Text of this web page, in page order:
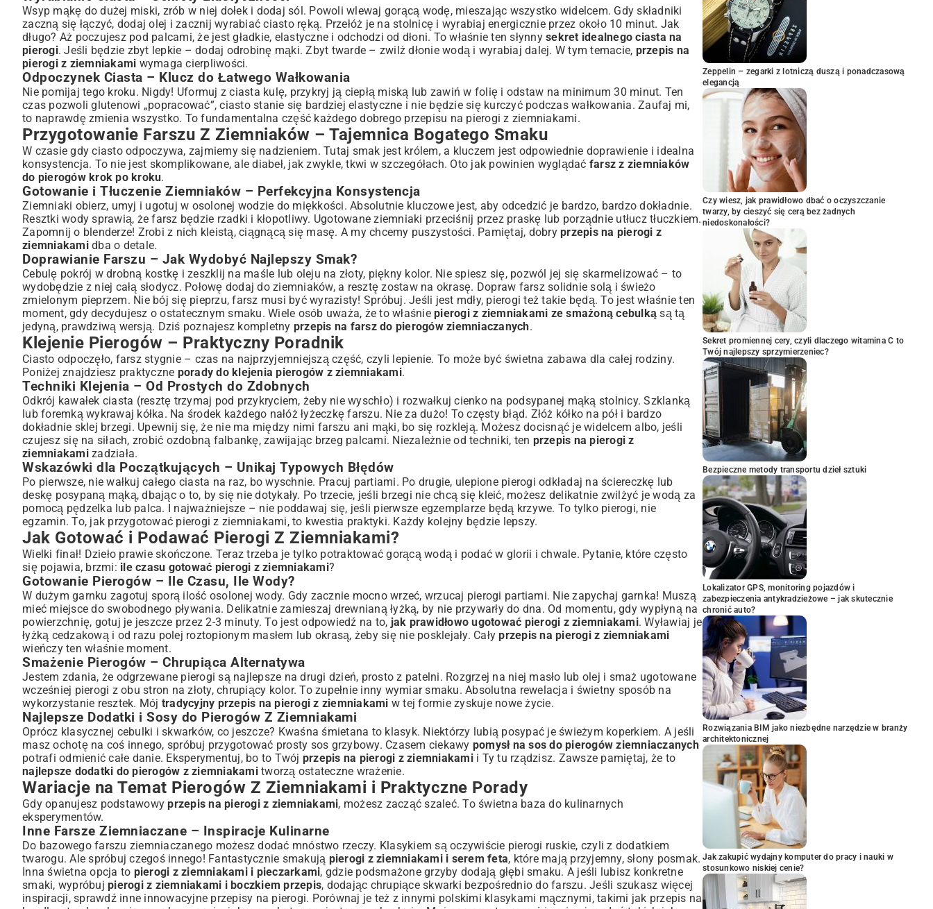
Wsyp mąkę do dużej miski, zrób w niej dołek i dodaj sól. Powoli wlewaj gorącą wodę, mieszając wszystko widelcem. Gdy składniki
zaczną się łączyć, dodaj olej i zacznij wyrabiać ciasto ręką. Przełóż je na stolnicę i wyrabiaj energicznie przez około 10 minut. Jak
długo? Aż poczujesz pod palcami, że jest gładkie, elastyczne i odchodzi od dłoni. To właśnie ten słynny sekret idealnego ciasta na
pierogi. Jeśli będzie zbyt lepkie – dodaj odrobinę mąki. Zbyt twarde – zwilż dłonie wodą i wyrabiaj dalej. W tym temacie, przepis na
pierogi z ziemniakami wymaga cierpliwości.
Odpoczynek Ciasta – Klucz do Łatwego Wałkowania
Nie pomijaj tego kroku. Nigdy! Uformuj z ciasta kulę, przykryj ją ciepłą miską lub zawiń w folię i odstaw na minimum 30 minut. Ten
czas pozwoli glutenowi „popracować”, ciasto stanie się bardziej elastyczne i nie będzie się kurczyć podczas wałkowania. Zaufaj mi,
to naprawdę zmienia wszystko. To fundamentalna część każdego dobrego przepisu na pierogi z ziemniakami.
Przygotowanie Farszu Z Ziemniaków – Tajemnica Bogatego Smaku
W czasie gdy ciasto odpoczywa, zajmiemy się nadzieniem. Tutaj smak jest królem, a kluczem jest odpowiednie doprawienie i idealna
konsystencja. To nie jest skomplikowane, ale diabeł, jak zwykle, tkwi w szczegółach. Oto jak powinien wyglądać farsz z ziemniaków
do pierogów krok po kroku.
Gotowanie i Tłuczenie Ziemniaków – Perfekcyjna Konsystencja
Ziemniaki obierz, umyj i ugotuj w osolonej wodzie do miękkości. Absolutnie kluczowe jest, aby odcedzić je bardzo, bardzo dokładnie.
Resztki wody sprawią, że farsz będzie rzadki i kłopotliwy. Ugotowane ziemniaki przeciśnij przez praskę lub porządnie utłucz tłuczkiem.
Zapomnij o blenderze! Zrobi z nich kleistą, ciągnącą się masę. A my chcemy puszystości. Pamiętaj, dobry przepis na pierogi z
ziemniakamidba o detale.
Doprawianie Farszu – Jak Wydobyć Najlepszy Smak?
Cebulę pokrój w drobną kostkę i zeszklij na maśle lub oleju na złoty, piękny kolor. Nie spiesz się, pozwól jej się skarmelizować – to
wydobędzie z niej całą słodycz. Połowę dodaj do ziemniaków, a resztę zostaw na okrasę. Dopraw farsz solidnie solą i świeżo
zmielonym pieprzem. Nie bój się pieprzu, farsz musi być wyrazisty! Spróbuj. Jeśli jest mdły, pierogi też takie będą. To jest właśnie ten
moment, gdy decydujesz o ostatecznym smaku. Wiele osób uważa, że to właśnie pierogi z ziemniakami ze smażoną cebulką są tą
jedyną, prawdziwą wersją. Dziś poznajesz kompletny przepis na farsz do pierogów ziemniaczanych.
Klejenie Pierogów – Praktyczny Poradnik
Ciasto odpoczęło, farsz stygnie – czas na najprzyjemniejszą część, czyli lepienie. To może być świetna zabawa dla całej rodziny.
Poniżej znajdziesz praktyczne porady do klejenia pierogów z ziemniakami.
Techniki Klejenia – Od Prostych do Zdobnych
Odkrój kawałek ciasta (resztę trzymaj pod przykryciem, żeby nie wyschło) i rozwałkuj cienko na podsypanej mąką stolnicy. Szklanką
lub foremką wykrawaj kółka. Na środek każdego nałóż łyżeczkę farszu. Nie za dużo! To częsty błąd. Złóż kółko na pół i bardzo
dokładnie sklej brzegi. Upewnij się, że nie ma między nimi farszu ani mąki, bo się rozkleją. Możesz docisnąć je widelcem albo, jeśli
czujesz się na siłach, zrobić ozdobną falbankę, zawijając brzeg palcami. Niezależnie od techniki, ten przepis na pierogi z
ziemniakamizadziała.
Wskazówki dla Początkujących – Unikaj Typowych Błędów
Po pierwsze, nie wałkuj całego ciasta na raz, bo wyschnie. Pracuj partiami. Po drugie, ulepione pierogi odkładaj na ściereczkę lub
deskę posypaną mąką, dbając o to, by się nie dotykały. Po trzecie, jeśli brzegi nie chcą się kleić, możesz delikatnie zwilżyć je wodą za
pomocą pędzelka lub palca. I najważniejsze – nie poddawaj się, jeśli pierwsze egzemplarze będą krzywe. To tylko pierogi, nie
egzamin. To, jak przygotować pierogi z ziemniakami, to kwestia praktyki. Każdy kolejny będzie lepszy.
Jak Gotować i Podawać Pierogi Z Ziemniakami?
Wielki finał! Dzieło prawie skończone. Teraz trzeba je tylko potraktować gorącą wodą i podać w glorii i chwale. Pytanie, które często
się pojawia, brzmi: ile czasu gotować pierogi z ziemniakami?
Gotowanie Pierogów – Ile Czasu, Ile Wody?
W dużym garnku zagotuj sporą ilość osolonej wody. Gdy zacznie mocno wrzeć, wrzucaj pierogi partiami. Nie zapychaj garnka! Muszą
mieć miejsce do swobodnego pływania. Delikatnie zamieszaj drewnianą łyżką, by nie przywarły do dna. Od momentu, gdy wypłyną na
powierzchnię, gotuj je jeszcze przez 2-3 minuty. To jest odpowiedź na to, jak prawidłowo ugotować pierogi z ziemniakami. Wyławiaj je
łyżką cedzakową i od razu polej roztopionym masłem lub okrasą, żeby się nie posklejały. Całyprzepis na pierogi z ziemniakami
wieńczy ten właśnie moment.
Smażenie Pierogów – Chrupiąca Alternatywa
Jestem zdania, że odgrzewane pierogi są najlepsze na drugi dzień, prosto z patelni. Rozgrzej na niej masło lub olej i smaż ugotowane
wcześniej pierogi z obu stron na złoty, chrupiący kolor. To zupełnie inny wymiar smaku. Absolutna rewelacja i świetny sposób na
wykorzystanie resztek. Mój tradycyjny przepis na pierogi z ziemniakami w tej formie zyskuje nowe życie.
Najlepsze Dodatki i Sosy do Pierogów Z Ziemniakami
Oprócz klasycznej cebulki i skwarków, co jeszcze? Kwaśna śmietana to klasyk. Niektórzy lubią posypać je świeżym koperkiem. A jeśli
masz ochotę na coś innego, spróbuj przygotować prosty sos grzybowy. Czasem ciekawy pomysł na sos do pierogów ziemniaczanych
potrafi odmienić całe danie. Eksperymentuj, bo to Twój przepis na pierogi z ziemniakamii Ty tu rządzisz. Zawsze pamiętaj, że to
najlepsze dodatki do pierogów z ziemniakamitworzą ostateczne wrażenie.
Wariacje na Temat Pierogów Z Ziemniakami i Praktyczne Porady
Gdy opanujesz podstawowyprzepis na pierogi z ziemniakami, możesz zacząć szaleć. To świetna baza do kulinarnych
eksperymentów.
Inne Farsze Ziemniaczane – Inspiracje Kulinarne
Do bazowego farszu ziemniaczanego możesz dodać mnóstwo rzeczy. Klasykiem są oczywiście pierogi ruskie, czyli z dodatkiem
twarogu. Ale spróbuj czegoś innego! Fantastycznie smakują pierogi z ziemniakami i serem feta, które mają przyjemny, słony posmak.
Inna świetna opcja to pierogi z ziemniakami i pieczarkami, gdzie podsmażone grzyby dodają głębi smaku. A jeśli lubisz konkretne
smaki, wypróbuj pierogi z ziemniakami i boczkiem przepis, dodając chrupiące skwarki bezpośrednio do farszu. Jeśli szukasz więcej
inspiracji, sprawdź inne innowacyjne przepisy na pierogi. Porównaj je też z innymi polskimi klasykami mącznymi, takimi jak przepis na
Zeppelin – zegarki z lotniczą duszą i ponadczasową
elegancją
Czy wiesz, jak prawidłowo dbać o oczyszczanie
twarzy, by cieszyć się cerą bez żadnych
niedoskonałości?
Sekret promiennej cery, czyli dlaczego witamina C to
Twój najlepszy sprzymierzeniec?
Bezpieczne metody transportu dzieł sztuki
Lokalizator GPS, monitoring pojazdów i
zabezpieczenia antykradzieżowe – jak skutecznie
chronić auto?
Rozwiązania BIM jako niezbędne narzędzie w branży
architektonicznej
Jak zakupić wydajny komputer do pracy i nauki w
stosunkowo niskiej cenie?